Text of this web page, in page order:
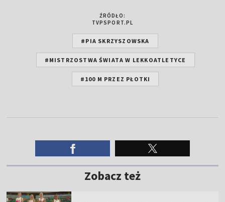
ŹRÓDŁO:
TVPSPORT.PL
#PIA SKRZYSZOWSKA
#MISTRZOSTWA ŚWIATA W LEKKOATLETYCE
#100 M PRZEZ PŁOTKI
Zobacz też